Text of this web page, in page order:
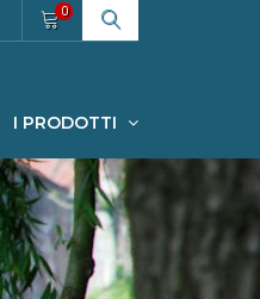
0
I PRODOTTI